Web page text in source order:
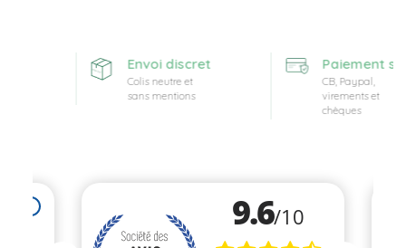
Envoi discret
Colis neutre et
sans mentions
Paiement
CB, Paypal,
virements et
chèques